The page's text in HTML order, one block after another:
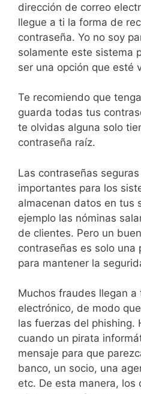
dirección de correo
llegue a ti la forma de
contraseña. Yo no soy
solamente este sistema
ser una opción que esté
Te recomiendo que
guarda todas tus
te olvidas alguna solo
contraseña raíz.
Las contraseñas
importantes para los
almacenan datos en tus
ejemplo las nóminas
de clientes. Pero un
contraseñas es solo
para mantener la
Muchos fraudes llegan
electrónico, de modo
las fuerzas del phishing.
cuando un pirata
mensaje para que
banco, un socio, una
etc. De esta manera, los